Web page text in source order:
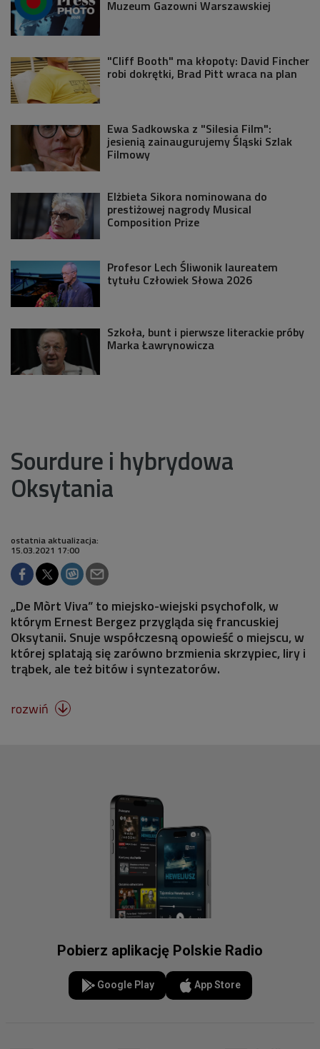
Muzeum Gazowni Warszawskiej
"Cliff Booth" ma kłopoty: David Fincher
robi dokrętki, Brad Pitt wraca na plan
Ewa Sadkowska z "Silesia Film":
jesienią zainaugurujemy Śląski Szlak
Filmowy
Elżbieta Sikora nominowana do
prestiżowej nagrody Musical
Composition Prize
Profesor Lech Śliwonik laureatem
tytułu Człowiek Słowa 2026
Szkoła, bunt i pierwsze literackie próby
Marka Ławrynowicza
Sourdure i hybrydowa
Oksytania
ostatnia aktualizacja:
15.03.2021 17:00
„De Mòrt Viva” to miejsko-wiejski psychofolk, w
którym Ernest Bergez przygląda się francuskiej
Oksytanii. Snuje współczesną opowieść o miejscu, w
której splatają się zarówno brzmienia skrzypiec, liry i
trąbek, ale też bitów i syntezatorów.
rozwiń 
Pobierz aplikację Polskie Radio
Google Play App Store